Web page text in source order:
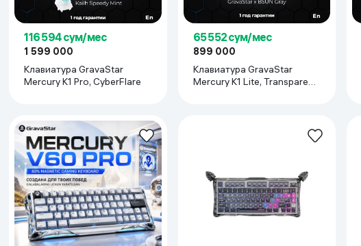
116 594 сум/мес
1 599 000
Клавиатура GravaStar
Mercury K1 Pro, CyberFlare
65 552 сум/мес
899 000
Клавиатура GravaStar
Mercury K1 Lite, Transparent